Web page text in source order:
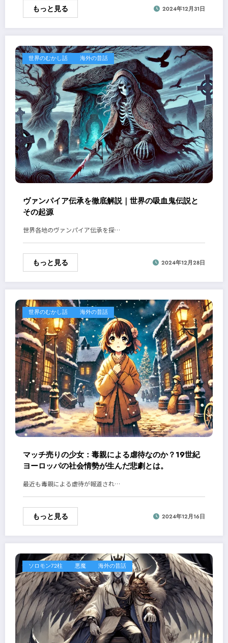
もっと見る 2024年12月31日
世界のむかし話 海外の昔話
ヴァンパイア伝承を徹底解説｜世界の吸血鬼伝説と
その起源
世界各地のヴァンパイア伝承を探…
もっと見る 2024年12月28日
世界のむかし話 海外の昔話
マッチ売りの少女：毒親による虐待なのか？19世紀
ヨーロッパの社会情勢が生んだ悲劇とは。
最近も毒親による虐待が報道され…
もっと見る 2024年12月16日
ソロモン72柱 悪魔 海外の昔話